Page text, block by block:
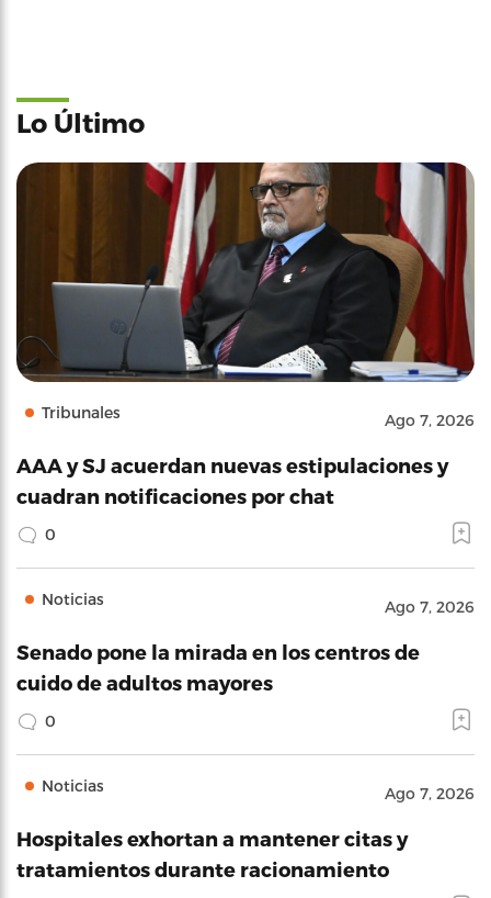
Lo Último
Tribunales Ago 7, 2026
AAA y SJ acuerdan nuevas estipulaciones y
cuadran notificaciones por chat
0
Noticias Ago 7, 2026
Senado pone la mirada en los centros de
cuido de adultos mayores
0
Noticias Ago 7, 2026
Hospitales exhortan a mantener citas y
tratamientos durante racionamiento